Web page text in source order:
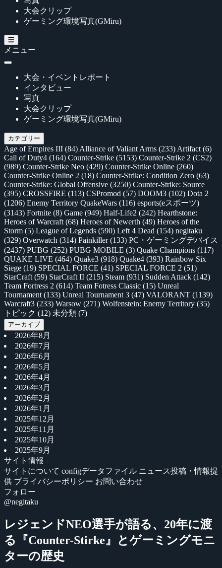
大会クリップ
ゲーミング環境写真(GMiru)
メニュー
大会・イベントレポート
インタビュー
写真
大会クリップ
ゲーミング環境写真(GMiru)
カテゴリー
Age of Empires III (84) Alliance of Valiant Arms (233) Artifact (6)
Call of Duty4 (164) Counter-Strike (5153) Counter-Strike 2 (CS2)
(989) Counter-Strike Neo (429) Counter-Strike Online (260)
Counter-Strike Online 2 (18) Counter-Strike: Condition Zero (63)
Counter-Strike: Global Offensive (3250) Counter-Strike: Source
(395) CROSSFIRE (113) CSPromod (57) DOOM3 (102) Dota 2
(1206) Enemy Territory QuakeWars (116) esports(eスポーツ)
(3143) Fortnite (8) Game (949) Half-Life2 (242) Hearthstone:
Heroes of Warcraft (68) Heroes of Newerth (49) Heroes of the
Storm (5) League of Legends (590) Left 4 Dead (154) negitaku
(329) Overwatch (314) Painkiller(133) PC・ゲーミングデバイス
(2437) PUBG (252) PUBG MOBILE (3) Quake Champions (117)
QUAKE LIVE (464) Quake3 (918) Quake4 (393) Rainbow Six
Siege (19) SPECIAL FORCE (41) SPECIAL FORCE 2 (51)
StarCraft (59) StarCraft II (215) Steam (931) Sudden Attack (142)
Team Fortress 2 (614) Team Fotress Classic (15) Unreal
Tournament (133) Unreal Tournament 3 (47) VALORANT (1139)
Warcraft3 (233) Warsow (271) Wolfenstein: Enemy Territory (35)
トピック (12) 未分類 (7)
アーカイブ
2026年8月
2026年7月
2026年6月
2026年5月
2026年4月
2026年3月
2026年2月
2026年1月
2025年12月
2025年11月
2025年10月
2025年9月
サイト情報
サイトについて configデータファイル ニュース投稿・情報提
供 プライバシーポリシー お問い合わせ
フォロー
@negitaku
レジェンドNEO選手が語る、20年に渡
る『Counter-Stirke』とゲーミングモニ
ターの歴史